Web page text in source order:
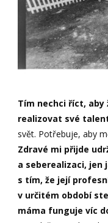
Tím nechci říct, aby
realizovat své
svět. Potřebuje, aby
Zdravé mi přijde
a seberealizaci,
s tím, že její
v určitém období
máma funguje víc